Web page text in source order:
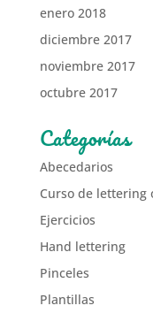
enero 2018
diciembre 2017
noviembre 2017
octubre 2017
Categorías
Abecedarios
Curso de lettering
Ejercicios
Hand lettering
Pinceles
Plantillas